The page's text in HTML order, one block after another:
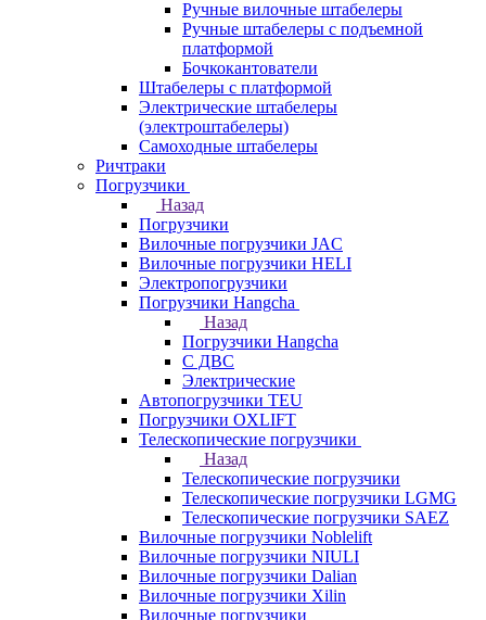
Ручные вилочные штабелеры
Ручные штабелеры с подъемной
платформой
Бочкокантователи
Штабелеры с платформой
Электрические штабелеры
(электроштабелеры)
Самоходные штабелеры
Ричтраки
Погрузчики
Назад
Погрузчики
Вилочные погрузчики JAC
Вилочные погрузчики HELI
Электропогрузчики
Погрузчики Hangcha
Назад
Погрузчики Hangcha
С ДВС
Электрические
Автопогрузчики TEU
Погрузчики OXLIFT
Телескопические погрузчики
Назад
Телескопические погрузчики
Телескопические погрузчики LGMG
Телескопические погрузчики SAEZ
Вилочные погрузчики Noblelift
Вилочные погрузчики NIULI
Вилочные погрузчики Dalian
Вилочные погрузчики Xilin
Вилочные погрузчики